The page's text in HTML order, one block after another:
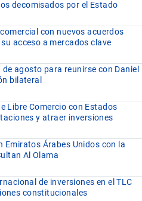
decomisados por el Estado
con nuevos acuerdos
acceso a mercados clave
agosto para reunirse con Daniel
bilateral
Libre Comercio con Estados
y atraer inversiones
Emiratos Árabes Unidos con la
Al Olama
de inversiones en el TLC
constitucionales